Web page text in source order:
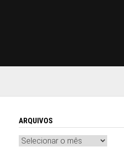
ARQUIVOS
Arquivos